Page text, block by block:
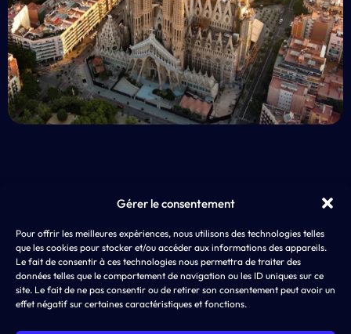
Gérer le consentement
Pour offrir les meilleures expériences, nous utilisons des technologies telles
que les cookies pour stocker et/ou accéder aux informations des appareils.
Le fait de consentir à ces technologies nous permettra de traiter des
données telles que le comportement de navigation ou les ID uniques sur ce
site. Le fait de ne pas consentir ou de retirer son consentement peut avoir un
effet négatif sur certaines caractéristiques et fonctions.
AD4SCREEN
8 rue de Choiseul
75002 PARIS
App
SEA